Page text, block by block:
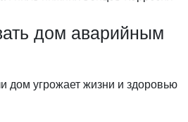
дом аварийным
дом угрожает жизни и здоровью